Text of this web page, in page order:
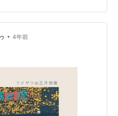
ら顔面ケーキならず顔面チ
火傷しましたが 熱さと痛さ
ダイレクトに届くくらい旨
• 4年前